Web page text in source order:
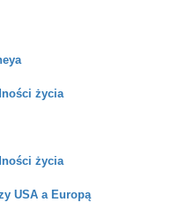
życia
życia
USA a Europą